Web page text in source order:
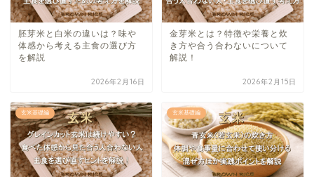
胚芽米と白米の違いは？味や
体感から考える主食の選び方
を解説
2026年2月16日
金芽米とは？特徴や栄養と炊
き方や合う合わないについて
解説！
2026年2月15日
玄米基礎編 玄米基礎編